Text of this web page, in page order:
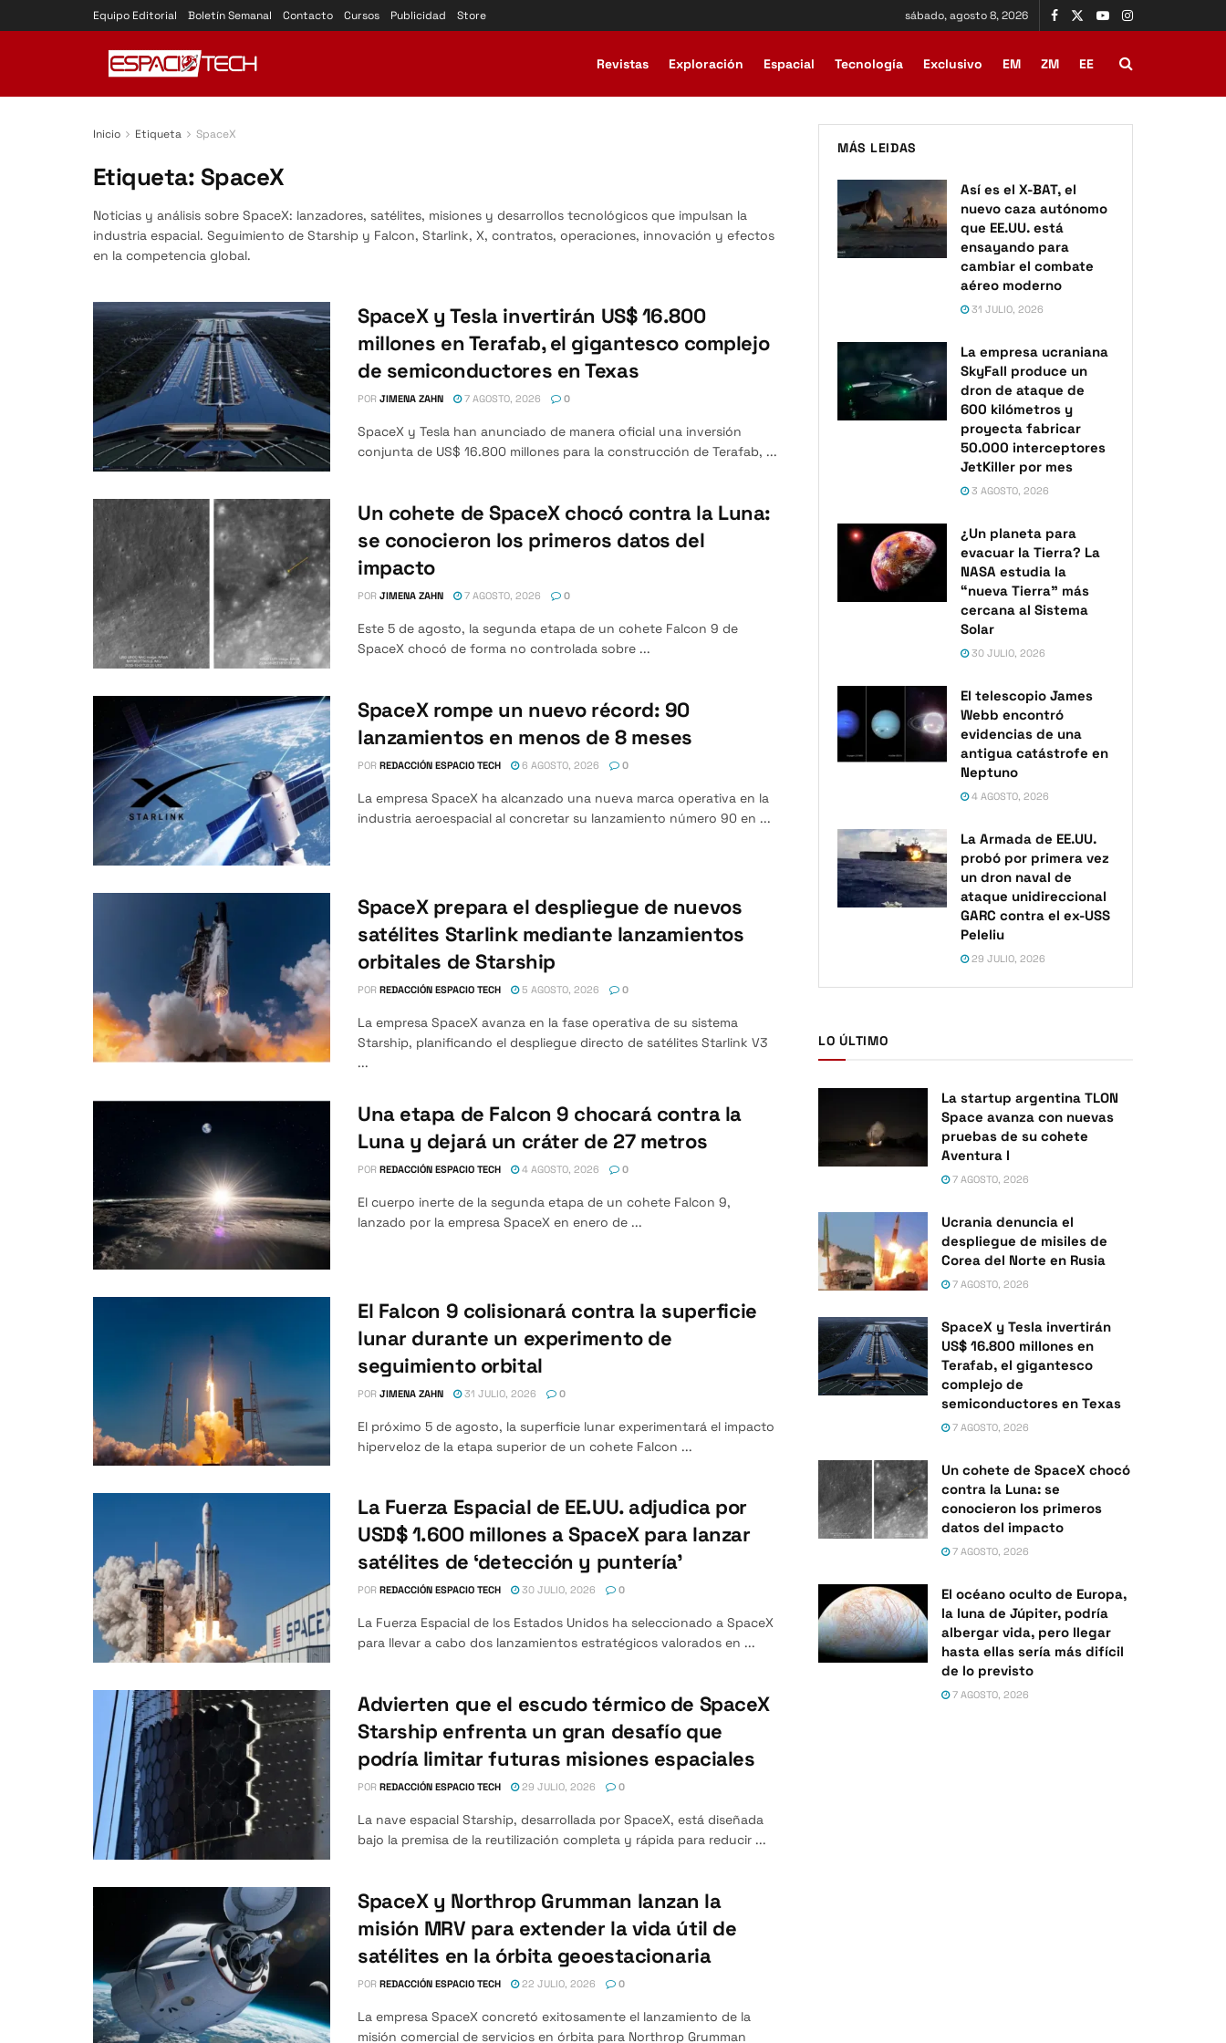
Equipo Editorial Boletín Semanal Contacto Cursos Publicidad Store sábado, agosto 8, 2026
Revistas Exploración Espacial Tecnología Exclusivo EM ZM EE
Inicio Etiqueta SpaceX
Etiqueta: SpaceX
Noticias y análisis sobre SpaceX: lanzadores, satélites, misiones y desarrollos tecnológicos que impulsan la
industria espacial. Seguimiento de Starship y Falcon, Starlink, X, contratos, operaciones, innovación y efectos
en la competencia global.
SpaceX y Tesla invertirán US$ 16.800
millones en Terafab, el gigantesco complejo
de semiconductores en Texas
POR JIMENA ZAHN 7 AGOSTO, 2026 0
SpaceX y Tesla han anunciado de manera oficial una inversión
conjunta de US$ 16.800 millones para la construcción de Terafab, ...
Un cohete de SpaceX chocó contra la Luna:
se conocieron los primeros datos del
impacto
POR JIMENA ZAHN 7 AGOSTO, 2026 0
Este 5 de agosto, la segunda etapa de un cohete Falcon 9 de
SpaceX chocó de forma no controlada sobre ...
SpaceX rompe un nuevo récord: 90
lanzamientos en menos de 8 meses
POR REDACCIÓN ESPACIO TECH 6 AGOSTO, 2026 0
La empresa SpaceX ha alcanzado una nueva marca operativa en la
industria aeroespacial al concretar su lanzamiento número 90 en ...
SpaceX prepara el despliegue de nuevos
satélites Starlink mediante lanzamientos
orbitales de Starship
POR REDACCIÓN ESPACIO TECH 5 AGOSTO, 2026 0
La empresa SpaceX avanza en la fase operativa de su sistema
Starship, planificando el despliegue directo de satélites Starlink V3
...
Una etapa de Falcon 9 chocará contra la
Luna y dejará un cráter de 27 metros
POR REDACCIÓN ESPACIO TECH 4 AGOSTO, 2026 0
El cuerpo inerte de la segunda etapa de un cohete Falcon 9,
lanzado por la empresa SpaceX en enero de ...
El Falcon 9 colisionará contra la superficie
lunar durante un experimento de
seguimiento orbital
POR JIMENA ZAHN 31 JULIO, 2026 0
El próximo 5 de agosto, la superficie lunar experimentará el impacto
hiperveloz de la etapa superior de un cohete Falcon ...
La Fuerza Espacial de EE.UU. adjudica por
USD$ 1.600 millones a SpaceX para lanzar
satélites de ‘detección y puntería’
POR REDACCIÓN ESPACIO TECH 30 JULIO, 2026 0
La Fuerza Espacial de los Estados Unidos ha seleccionado a SpaceX
para llevar a cabo dos lanzamientos estratégicos valorados en ...
Advierten que el escudo térmico de SpaceX
Starship enfrenta un gran desafío que
podría limitar futuras misiones espaciales
POR REDACCIÓN ESPACIO TECH 29 JULIO, 2026 0
La nave espacial Starship, desarrollada por SpaceX, está diseñada
bajo la premisa de la reutilización completa y rápida para reducir ...
SpaceX y Northrop Grumman lanzan la
misión MRV para extender la vida útil de
satélites en la órbita geoestacionaria
POR REDACCIÓN ESPACIO TECH 22 JULIO, 2026 0
La empresa SpaceX concretó exitosamente el lanzamiento de la
misión comercial de servicios en órbita para Northrop Grumman
MÁS LEIDAS
Así es el X-BAT, el
nuevo caza autónomo
que EE.UU. está
ensayando para
cambiar el combate
aéreo moderno
31 JULIO, 2026
La empresa ucraniana
SkyFall produce un
dron de ataque de
600 kilómetros y
proyecta fabricar
50.000 interceptores
JetKiller por mes
3 AGOSTO, 2026
¿Un planeta para
evacuar la Tierra? La
NASA estudia la
“nueva Tierra” más
cercana al Sistema
Solar
30 JULIO, 2026
El telescopio James
Webb encontró
evidencias de una
antigua catástrofe en
Neptuno
4 AGOSTO, 2026
La Armada de EE.UU.
probó por primera vez
un dron naval de
ataque unidireccional
GARC contra el ex-USS
Peleliu
29 JULIO, 2026
LO ÚLTIMO
La startup argentina TLON
Space avanza con nuevas
pruebas de su cohete
Aventura I
7 AGOSTO, 2026
Ucrania denuncia el
despliegue de misiles de
Corea del Norte en Rusia
7 AGOSTO, 2026
SpaceX y Tesla invertirán
US$ 16.800 millones en
Terafab, el gigantesco
complejo de
semiconductores en Texas
7 AGOSTO, 2026
Un cohete de SpaceX chocó
contra la Luna: se
conocieron los primeros
datos del impacto
7 AGOSTO, 2026
El océano oculto de Europa,
la luna de Júpiter, podría
albergar vida, pero llegar
hasta ellas sería más difícil
de lo previsto
7 AGOSTO, 2026